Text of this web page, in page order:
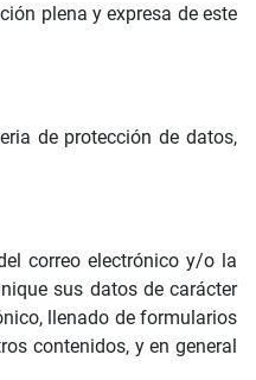
plena y expresa de este
de protección de datos,
correo electrónico y/o la
sus datos de carácter
llenado de formularios
contenidos, y en general